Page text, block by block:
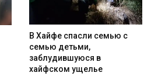
В Хайфе спасли семью с
семью детьми,
заблудившуюся в
хайфском ущелье